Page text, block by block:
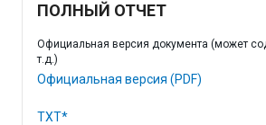
ПОЛНЫЙ ОТЧЕТ
Официальная версия документа (может
т.д.)
Официальная версия (PDF)
TXT*